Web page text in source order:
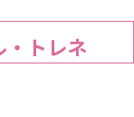
トレネ